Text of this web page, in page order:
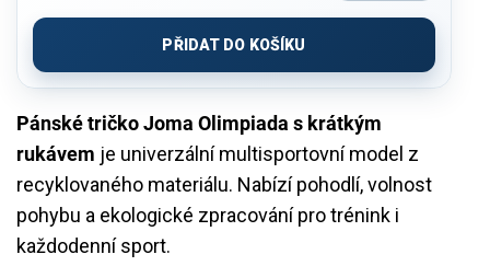
Pánské tričko Joma Olimpiada s krátkým
rukávem je univerzální multisportovní model z
recyklovaného materiálu. Nabízí pohodlí, volnost
pohybu a ekologické zpracování pro trénink i
každodenní sport.
cena:
PŘIDAT DO KOŠÍKU